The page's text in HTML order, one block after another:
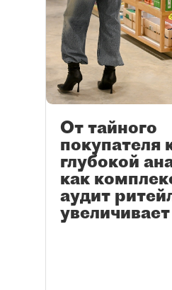
От тайного
покупателя
глубокой
как
аудит